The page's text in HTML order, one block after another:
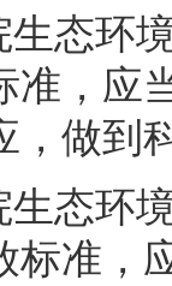
态环
准，应
，做到
态环
标准，